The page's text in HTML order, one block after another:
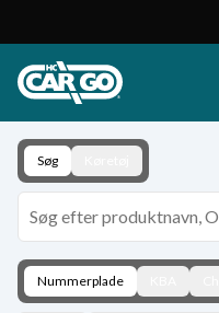
Download
Kontakt
Søg
Nummerplade